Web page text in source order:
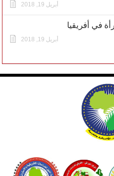
أبريل 19, 2018
في أفريقيا
أبريل 19, 2018